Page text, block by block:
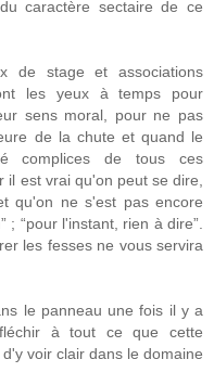
caractère sectaire de ce
de stage et associations
les yeux à temps pour
sens moral, pour ne pas
de la chute et quand le
complices de tous ces
il est vrai qu'on peut se dire,
qu'on ne s'est pas encore
; “pour l'instant, rien à dire”.
les fesses ne vous servira
le panneau une fois il y a
à tout ce que cette
voir clair dans le domaine